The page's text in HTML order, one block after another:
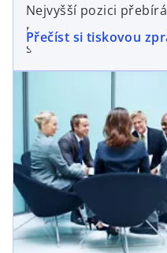
Nejvyšší pozici
provozní ředitel a
služby pro real estate.
Přečíst si tiskovou